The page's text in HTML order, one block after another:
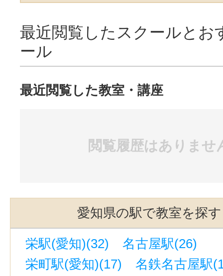
最近閲覧したスクールとお
ール
最近閲覧した教室・講座
閲覧履歴はありませ
愛知県の駅で教室を探す
栄駅(愛知)(32)
名古屋駅(26)
栄町駅(愛知)(17)
名鉄名古屋駅